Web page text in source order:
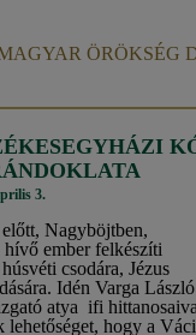
ÖRÖKSÉG
3.
Nagyböjtben,
hívő ember felkészíti
csodára, Jézus
Idén Varga László
atya ifi
lehetőséget, hogy a Váci